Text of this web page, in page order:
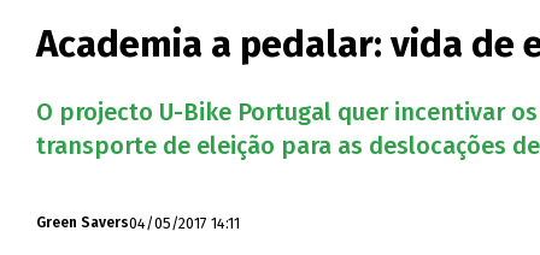
Academia a pedalar: vida
O projecto U-Bike Portugal quer incentivar
transporte de eleição para as deslocações
Green Savers04/05/2017 14:11